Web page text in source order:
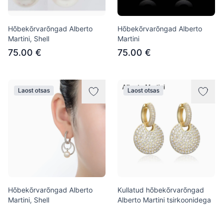
Hõbekõrvarõngad Alberto
Martini, Shell
75.00 €
Hõbekõrvarõngad Alberto
Martini
75.00 €
Laost otsas
Hõbekõrvarõngad Alberto
Martini, Shell
Laost otsas
Kullatud hõbekõrvarõngad
Alberto Martini tsirkoonidega